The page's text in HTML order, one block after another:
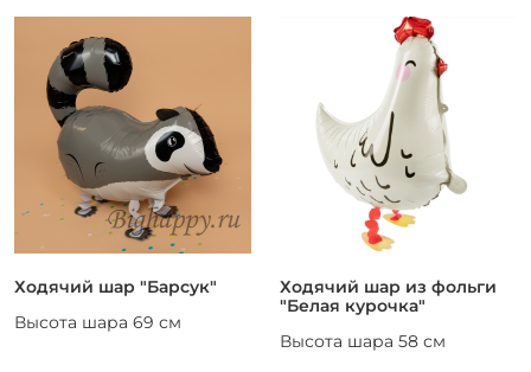
Ходячий шар "Барсук"
Высота шара 69 см
Ходячий шар из фольги
"Белая курочка"
Высота шара 58 см